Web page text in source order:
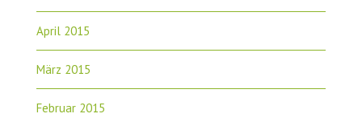
April 2015
März 2015
Februar 2015